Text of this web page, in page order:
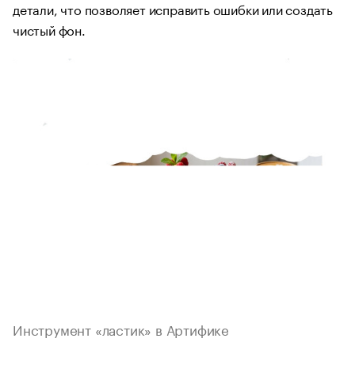
детали, что позволяет исправить ошибки или создать
чистый фон.
Инструмент «ластик» в Артифике